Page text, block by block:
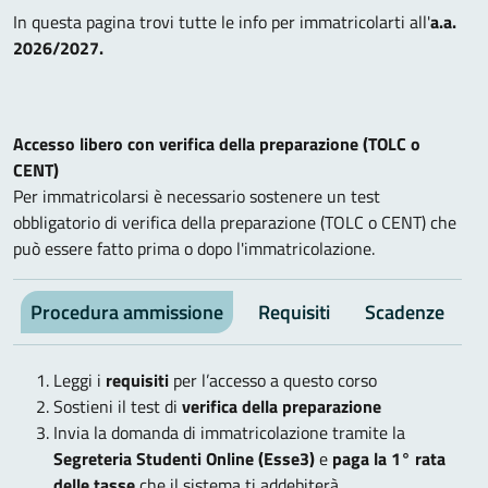
In questa pagina trovi tutte le info per immatricolarti all'a.a.
2026/2027.
Accesso libero con verifica della preparazione (TOLC o
CENT)
Per immatricolarsi è necessario sostenere un test
obbligatorio di verifica della preparazione (TOLC o CENT) che
può essere fatto prima o dopo l'immatricolazione.
Procedura ammissione Requisiti Scadenze
Leggi i requisiti per l’accesso a questo corso
Sostieni il test di verifica della preparazione
Invia la domanda di immatricolazione tramite la
Segreteria Studenti Online (Esse3)e paga la 1° rata